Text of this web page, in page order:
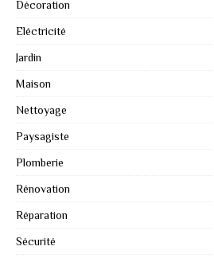
Décoration
Eléctricité
Jardin
Maison
Nettoyage
Paysagiste
Plomberie
Rénovation
Réparation
Sécurité